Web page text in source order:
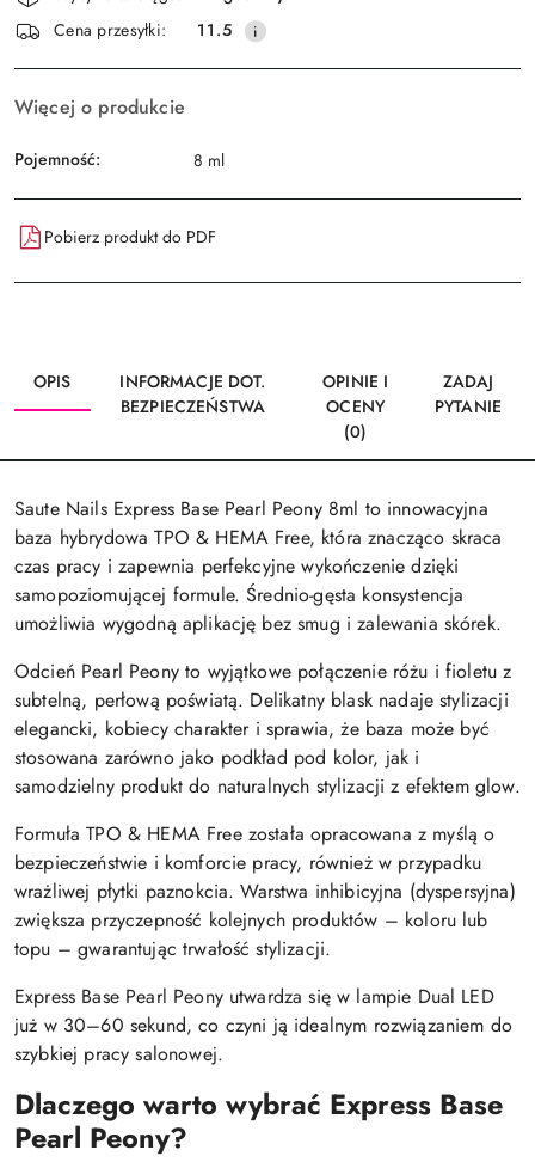
Wyślij
dostawa
Cena przesyłki:
11.5
Więcej o produkcie
Pojemność: 8 ml
Pobierz produkt do PDF
OPIS
INFORMACJE DOT.
BEZPIECZEŃSTWA
OPINIE I
OCENY
(0)
ZADAJ
PYTANIE
Saute Nails Express Base Pearl Peony 8ml to innowacyjna
baza hybrydowa TPO & HEMA Free, która znacząco skraca
czas pracy i zapewnia perfekcyjne wykończenie dzięki
samopoziomującej formule. Średnio-gęsta konsystencja
umożliwia wygodną aplikację bez smug i zalewania skórek.
Odcień Pearl Peony to wyjątkowe połączenie różu i fioletu z
subtelną, perłową poświatą. Delikatny blask nadaje stylizacji
elegancki, kobiecy charakter i sprawia, że baza może być
stosowana zarówno jako podkład pod kolor, jak i
samodzielny produkt do naturalnych stylizacji z efektem glow.
Formuła TPO & HEMA Free została opracowana z myślą o
bezpieczeństwie i komforcie pracy, również w przypadku
wrażliwej płytki paznokcia. Warstwa inhibicyjna (dyspersyjna)
zwiększa przyczepność kolejnych produktów – koloru lub
topu – gwarantując trwałość stylizacji.
Express Base Pearl Peony utwardza się w lampie Dual LED
już w 30–60 sekund, co czyni ją idealnym rozwiązaniem do
szybkiej pracy salonowej.
Dlaczego warto wybrać Express Base
Pearl Peony?